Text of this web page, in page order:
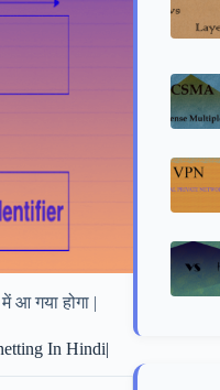
आ गया होगा |
In Hindi|